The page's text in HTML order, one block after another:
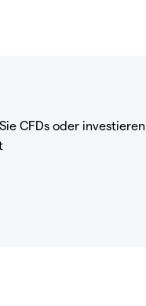
CFDs oder investieren